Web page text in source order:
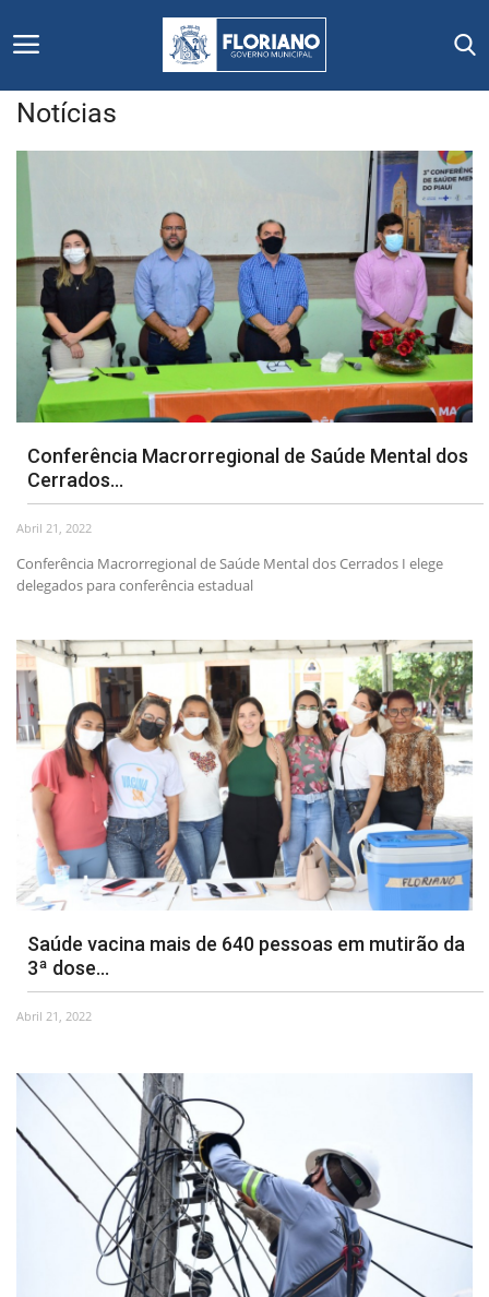
Início
Editais
Floriano
Secretarias e Órgãos
Mural de Licitações
Notícias
Vídeos
Webmail
Contato
Notícias
Conferência Macrorregional de Saúde Mental dos
Cerrados...
Abril 21, 2022
Conferência Macrorregional de Saúde Mental dos Cerrados I elege
delegados para conferência estadual
Saúde vacina mais de 640 pessoas em mutirão da
3ª dose...
Abril 21, 2022